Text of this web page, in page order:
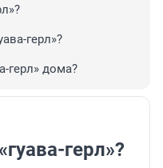
герл»?
герл» дома?
герл»?